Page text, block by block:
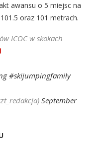
awansu o 5 miejsc na
oraz 101 metrach.
ICOC w skokach
#skijumpingfamily
September